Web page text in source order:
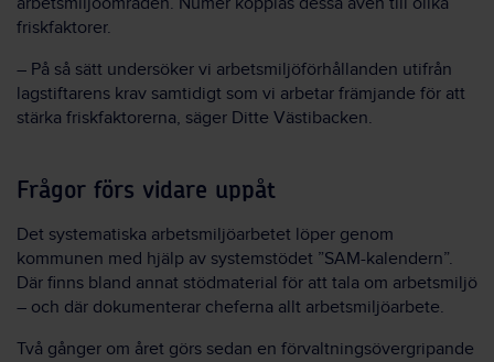
friskfaktorer.
– På så sätt undersöker vi arbetsmiljöförhållanden utifrån
lagstiftarens krav samtidigt som vi arbetar främjande för att
stärka friskfaktorerna, säger Ditte Västibacken.
Frågor förs vidare uppåt
Det systematiska arbetsmiljöarbetet löper genom
kommunen med hjälp av systemstödet ”SAM-kalendern”.
Där finns bland annat stödmaterial för att tala om arbetsmiljö
– och där dokumenterar cheferna allt arbetsmiljöarbete.
Två gånger om året görs sedan en förvaltningsövergripande